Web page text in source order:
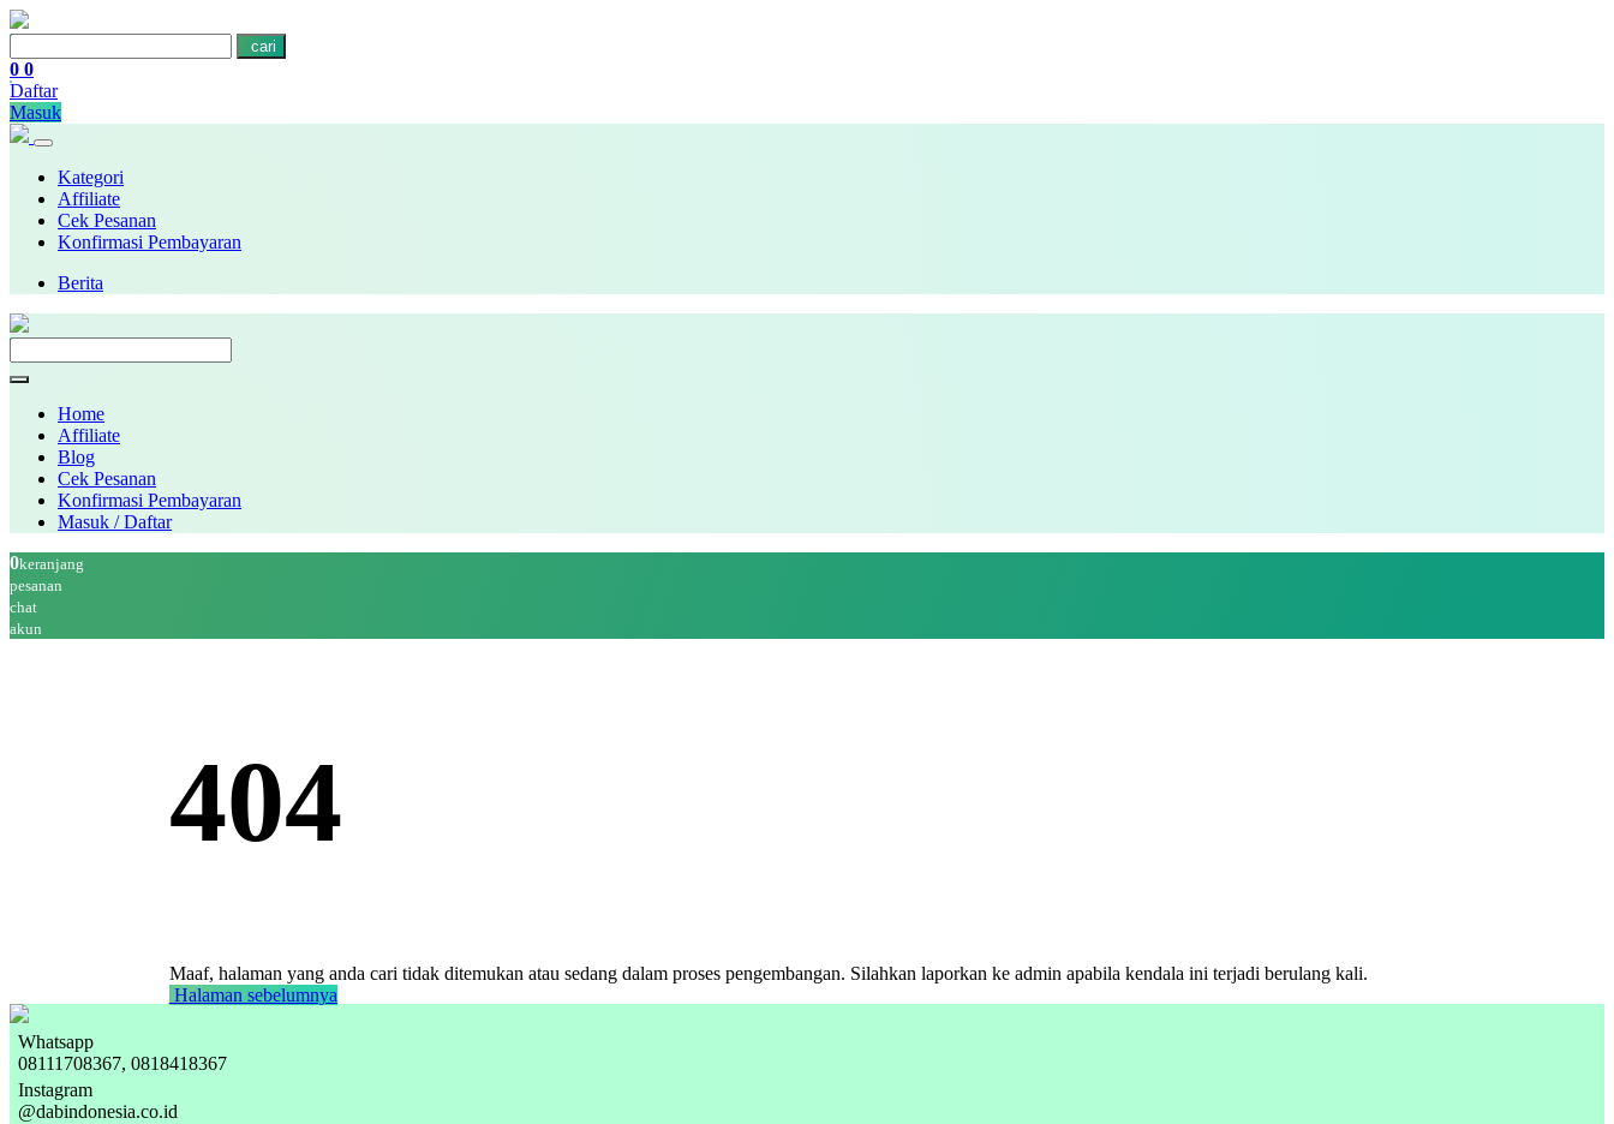
cari
0 0
Daftar
Masuk
Kategori
Affiliate
Cek Pesanan
Konfirmasi Pembayaran
Berita
Home
Affiliate
Blog
Cek Pesanan
Konfirmasi Pembayaran
Masuk / Daftar
0keranjang
pesanan
chat
akun
404
Maaf, halaman yang anda cari tidak ditemukan atau sedang dalam proses pengembangan. Silahkan laporkan ke admin apabila kendala ini terjadi berulang kali.
Halaman sebelumnya
Whatsapp
08111708367, 0818418367
Instagram
@dabindonesia.co.id